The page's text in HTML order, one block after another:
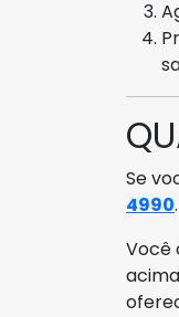
Se
4990.
Você